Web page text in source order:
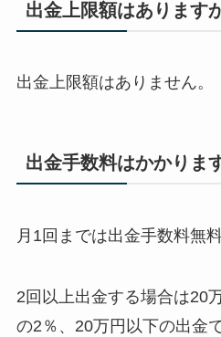
出金上限額はあります
出金上限額はありません。
出金手数料はかかりま
月1回までは出金手数料無料
2回以上出金する場合は20
の2％、20万円以下の出金